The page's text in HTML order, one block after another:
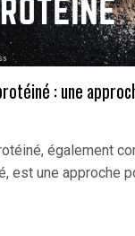
: une
également
est une approche